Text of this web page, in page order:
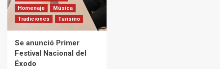
Homenaje
Música
Tradiciones
Turismo
Se anunció Primer
Festival Nacional del
Éxodo